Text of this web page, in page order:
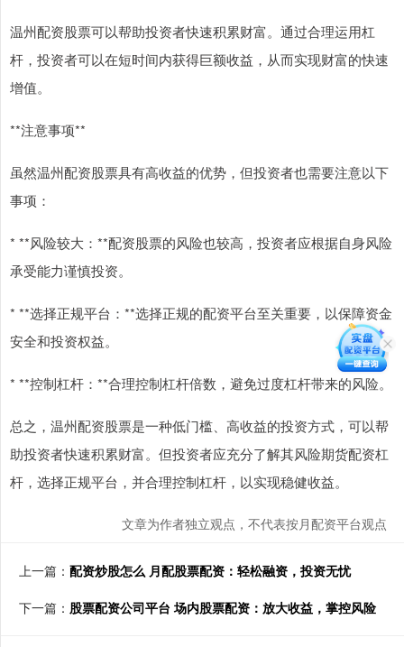
温州配资股票可以帮助投资者快速积累财富。通过合理运用杠
杆，投资者可以在短时间内获得巨额收益，从而实现财富的快速
增值。
**注意事项**
虽然温州配资股票具有高收益的优势，但投资者也需要注意以下
事项：
* **风险较大：**配资股票的风险也较高，投资者应根据自身风险
承受能力谨慎投资。
* **选择正规平台：**选择正规的配资平台至关重要，以保障资金
安全和投资权益。
* **控制杠杆：**合理控制杠杆倍数，避免过度杠杆带来的风险。
总之，温州配资股票是一种低门槛、高收益的投资方式，可以帮
助投资者快速积累财富。但投资者应充分了解其风险期货配资杠
杆，选择正规平台，并合理控制杠杆，以实现稳健收益。
文章为作者独立观点，不代表按月配资平台观点
上一篇： 配资炒股怎么 月配股票配资：轻松融资，投资无忧
下一篇： 股票配资公司平台 场内股票配资：放大收益，掌控风险